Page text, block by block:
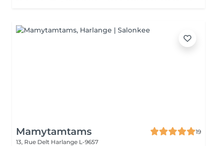
Mamytamtams
19
13, Rue Delt Harlange L-9657